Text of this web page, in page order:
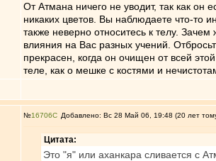
От Атмана ничего не уводит, так как он
никаких цветов. Вы наблюдаете что-то
также неверно относитесь к телу. Зачем
влияния на Вас разных учений.
прекрасен, когда он очищен от всей
теле, как о мешке с костями и
№16706 Добавлено: Вс 28 Май 06, 19:48 (20 лет
Цитата:
Это "я" или аханкара сливается с